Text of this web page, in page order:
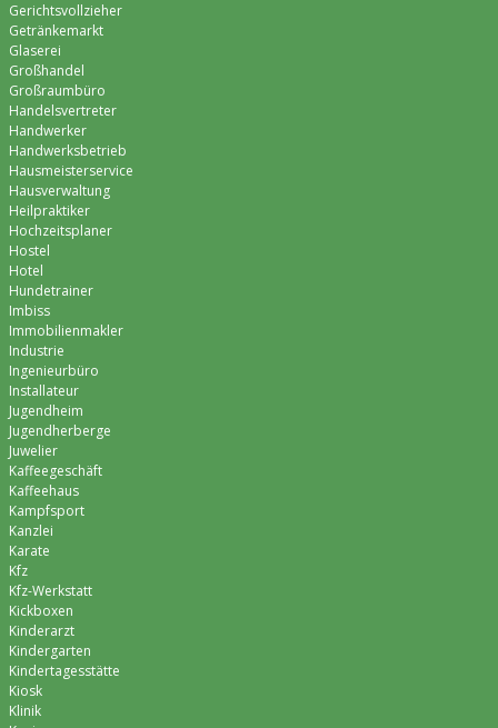
Gerichtsvollzieher
Getränkemarkt
Glaserei
Großhandel
Großraumbüro
Handelsvertreter
Handwerker
Handwerksbetrieb
Hausmeisterservice
Hausverwaltung
Heilpraktiker
Hochzeitsplaner
Hostel
Hotel
Hundetrainer
Imbiss
Immobilienmakler
Industrie
Ingenieurbüro
Installateur
Jugendheim
Jugendherberge
Juwelier
Kaffeegeschäft
Kaffeehaus
Kampfsport
Kanzlei
Karate
Kfz
Kfz-Werkstatt
Kickboxen
Kinderarzt
Kindergarten
Kindertagesstätte
Kiosk
Klinik